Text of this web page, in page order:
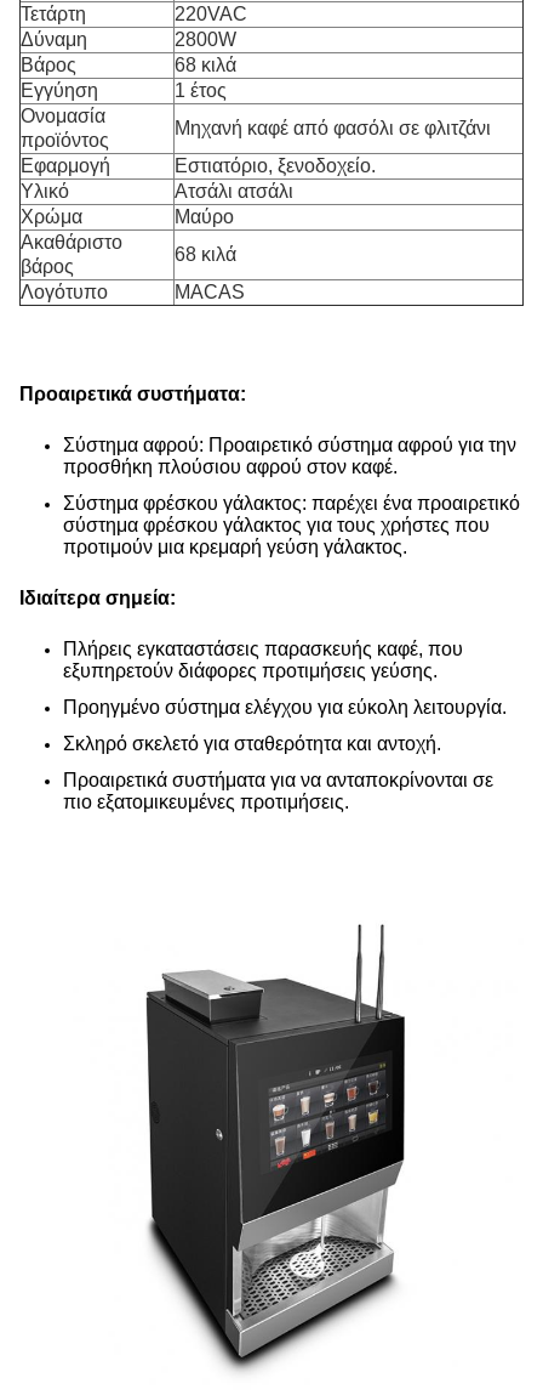
Τετάρτη
220VAC
Δύναμη
2800W
Βάρος
68 κιλά
Εγγύηση
1 έτος
Ονομασία
προϊόντος
Μηχανή καφέ από φασόλι σε φλιτζάνι
Εφαρμογή
Εστιατόριο, ξενοδοχείο.
Υλικό
Ατσάλι ατσάλι
Χρώμα
Μαύρο
Ακαθάριστο
βάρος
68 κιλά
Λογότυπο
MACAS
Προαιρετικά συστήματα:
Σύστημα αφρού: Προαιρετικό σύστημα αφρού για την
προσθήκη πλούσιου αφρού στον καφέ.
Σύστημα φρέσκου γάλακτος: παρέχει ένα προαιρετικό
σύστημα φρέσκου γάλακτος για τους χρήστες που
προτιμούν μια κρεμαρή γεύση γάλακτος.
Ιδιαίτερα σημεία:
Πλήρεις εγκαταστάσεις παρασκευής καφέ, που
εξυπηρετούν διάφορες προτιμήσεις γεύσης.
Προηγμένο σύστημα ελέγχου για εύκολη λειτουργία.
Σκληρό σκελετό για σταθερότητα και αντοχή.
Προαιρετικά συστήματα για να ανταποκρίνονται σε
πιο εξατομικευμένες προτιμήσεις.